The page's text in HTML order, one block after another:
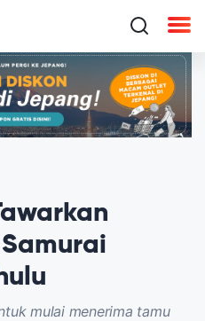
mulai menerima tamu